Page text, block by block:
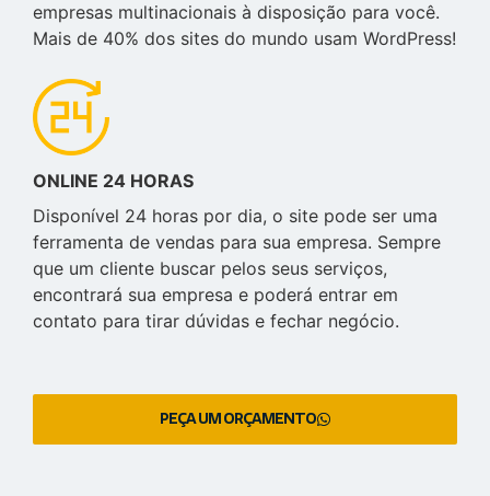
empresas multinacionais à disposição para você.
Mais de 40% dos sites do mundo usam WordPress!
ONLINE 24 HORAS
Disponível 24 horas por dia, o site pode ser uma
ferramenta de vendas para sua empresa. Sempre
que um cliente buscar pelos seus serviços,
encontrará sua empresa e poderá entrar em
contato para tirar dúvidas e fechar negócio.
PEÇA UM ORÇAMENTO